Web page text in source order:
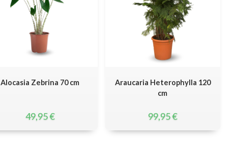
Alocasia Zebrina 70 cm
49,95€
Araucaria Heterophylla 120
cm
99,95€